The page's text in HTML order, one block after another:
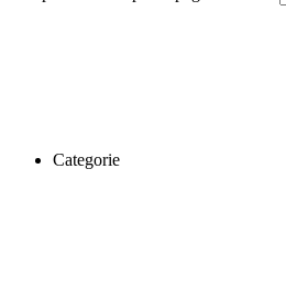
Categorie